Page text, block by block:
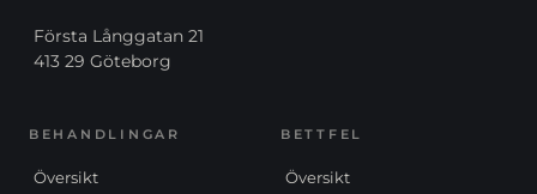
Första Långgatan 21
413 29 Göteborg
BEHANDLINGAR
Översikt
BETTFEL
Översikt